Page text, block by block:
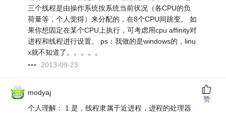
三个线程是由操作系统按系统当前状况（各CPU的负
荷量等，个人觉得）来分配的，在8个CPU间跳变。 如
果你想固定在某个CPU上执行，可考虑用cpu affinity对
进程和线程进行设置。 ps：我做的是windows的，linu
x就不知道了。。。。。
2013-09-23
modyaj
个人理解： 1.是，线程隶属于近进程，进程的处理器
赞